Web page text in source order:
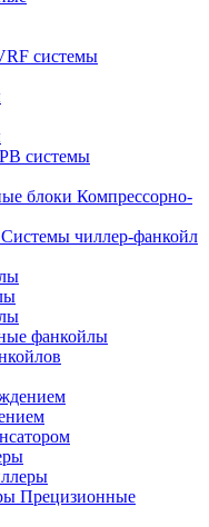
системы
системы
Компрессорно-
Системы чиллер-фанкойл
фанкойлы
Прецизионные